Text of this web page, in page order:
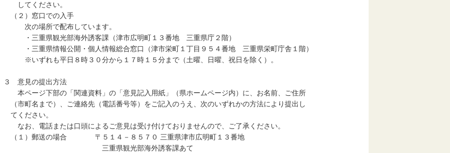
してください。
（２）窓口での入手
次の場所で配布しています。
・三重県観光部海外誘客課（津市広明町１３番地 三重県庁２階）
・三重県情報公開・個人情報総合窓口（津市栄町１丁目９５４番地 三重県栄町庁舎１階）
※いずれも平日８時３０分から１７時１５分まで（土曜、日曜、祝日を除く）。
３ 意見の提出方法
本ページ下部の「関連資料」の「意見記入用紙」（県ホームページ内）に、お名前、ご住所
（市町名まで）、ご連絡先（電話番号等）をご記入のうえ、次のいずれかの方法により提出し
てください。
なお、電話または口頭によるご意見は受け付けておりませんので、ご了承ください。
（１）郵送の場合 〒５１４－８５７０ 三重県津市広明町１３番地
三重県観光部海外誘客課あて